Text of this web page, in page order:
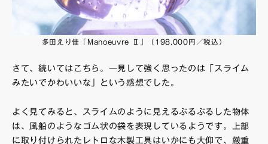
多田えり佳「Manoeuvre Ⅱ」（198,000円／税込）
さて、続いてはこちら。一見して強く思ったのは「スライム
みたいでかわいいな」という感想でした。
よく見てみると、スライムのように見えるぷるぷるした物体
は、風船のようなゴム状の袋を表現しているようです。上部
に取り付けられたレトロな木製工具はいかにも大仰で、厳重